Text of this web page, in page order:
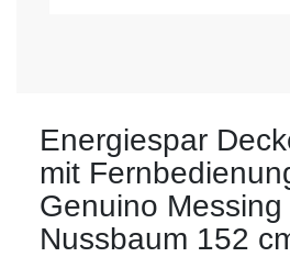
Energiespar
mit
Genuino
Nussbaum 152